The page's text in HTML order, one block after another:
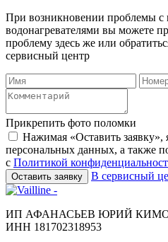
При возникновении проблемы с
водонагревателями вы можете
проблему здесь же или
сервисный центр
Прикрепить фото поломки
Нажимая «Оставить заявку»,
персональных данных, а также
с Политикой
Оставить заявку В сервисный
ИП АФАНАСЬЕВ ЮРИЙ
ИНН 181702318953